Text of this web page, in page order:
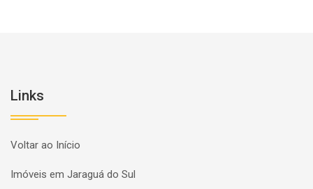
Links
Voltar ao Início
Imóveis em Jaraguá do Sul